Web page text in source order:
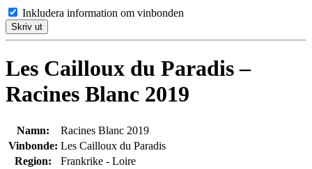
Inkludera information om vinbonden
Skriv ut
Les Cailloux du Paradis –
Racines Blanc 2019
Namn:
Racines Blanc 2019
Vinbonde: Les Cailloux du Paradis
Region:
Frankrike - Loire